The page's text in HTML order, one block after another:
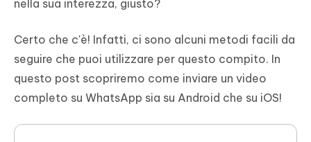
nella sua interezza, giusto?
Certo che c'è! Infatti, ci sono alcuni metodi facili da
seguire che puoi utilizzare per questo compito. In
questo post scopriremo come inviare un video
completo su WhatsApp sia su Android che su iOS!